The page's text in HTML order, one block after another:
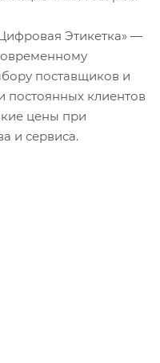
Этикетка» —
поставщиков и
постоянных клиентов
цены при
и сервиса.